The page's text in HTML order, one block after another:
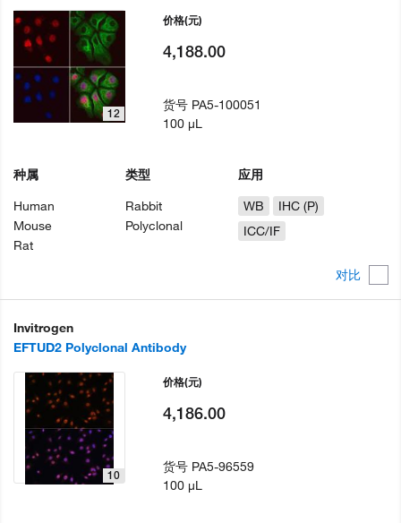
对比
12
种属
Human
Mouse
Rat
类型
Rabbit
Polyclonal
应用
WB
IHC (P)
ICC/IF
价格(元)
4,188.00
货号 PA5-100051
100 µL
Invitrogen
EFTUD2 Polyclonal Antibody
10
价格(元)
4,186.00
货号 PA5-96559
100 µL